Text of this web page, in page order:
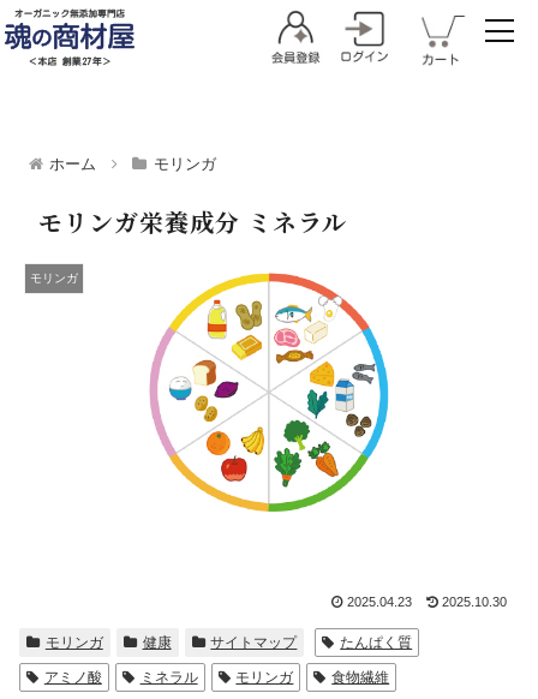
ホーム モリンガ
モリンガ栄養成分 ミネラル
モリンガ
2025.04.23 2025.10.30
モリンガ 健康 サイトマップ たんぱく質
アミノ酸 ミネラル モリンガ 食物繊維